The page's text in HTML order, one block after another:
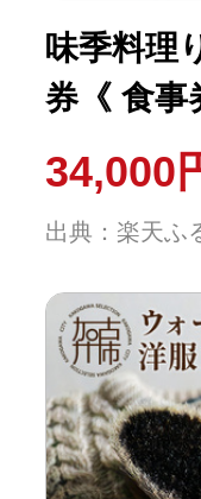
問い合
味季料理
券《 食事
ストラン
34,000
出典：楽天ふ